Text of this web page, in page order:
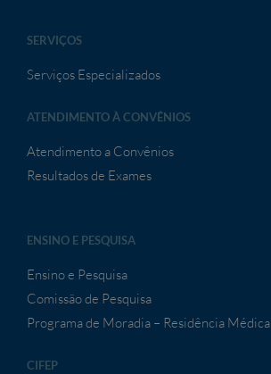
SERVIÇOS
Serviços Especializados
ATENDIMENTO À CONVÊNIOS
Atendimento a Convênios
Resultados de Exames
ENSINO E PESQUISA
Ensino e Pesquisa
Comissão de Pesquisa
Programa de Moradia – Residência Médica
CIFEP